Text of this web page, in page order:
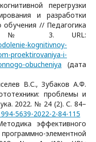
перегрузки
и разработки
обучения // Педагогика
№ 3. URL:
kognitivnoy-
proektirovaniya-i-
obucheniya (дата
В.С., Зубаков А.Ф.
проблемы и
2022. № 24 (2). С. 84–
5639-2022-2-84-115
эффективного
элементной